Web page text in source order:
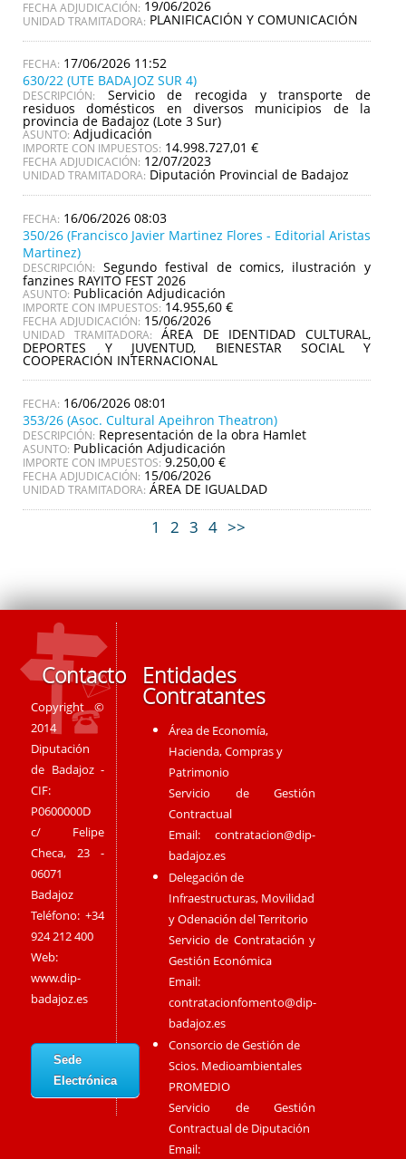
FECHA ADJUDICACIÓN: 19/06/2026
UNIDAD TRAMITADORA: PLANIFICACIÓN Y COMUNICACIÓN
17/06/2026 11:52
630/22 (UTE BADAJOZ SUR 4)
DESCRIPCIÓN: Servicio de recogida y transporte de
residuos domésticos en diversos municipios de la
provincia de Badajoz (Lote 3 Sur)
ASUNTO: Adjudicación
IMPORTE CON IMPUESTOS: 14.998.727,01 €
FECHA ADJUDICACIÓN: 12/07/2023
UNIDAD TRAMITADORA: Diputación Provincial de Badajoz
16/06/2026 08:03
350/26 (Francisco Javier Martinez Flores - Editorial Aristas
Martinez)
DESCRIPCIÓN: Segundo festival de comics, ilustración y
fanzines RAYITO FEST 2026
ASUNTO: Publicación Adjudicación
IMPORTE CON IMPUESTOS: 14.955,60 €
FECHA ADJUDICACIÓN: 15/06/2026
UNIDAD TRAMITADORA: ÁREA DE IDENTIDAD CULTURAL,
DEPORTES Y JUVENTUD, BIENESTAR SOCIAL Y
COOPERACIÓN INTERNACIONAL
16/06/2026 08:01
353/26 (Asoc. Cultural Apeihron Theatron)
DESCRIPCIÓN: Representación de la obra Hamlet
ASUNTO: Publicación Adjudicación
IMPORTE CON IMPUESTOS: 9.250,00 €
FECHA ADJUDICACIÓN: 15/06/2026
UNIDAD TRAMITADORA: ÁREA DE IGUALDAD
1 2 3 4 >>
Contacto
Copyright ©
2014
Diputación
de Badajoz -
CIF:
P0600000D
c/ Felipe
Checa, 23 -
06071
Badajoz
Teléfono: +34
924 212 400
Web:
www.dip-
badajoz.es
Sede
Electrónica
Entidades
Contratantes
Área de Economía,
Hacienda, Compras y
Patrimonio
Servicio de Gestión
Contractual
Email:contratacion@dip-
badajoz.es
Delegación de
Infraestructuras, Movilidad
y Odenación del Territorio
Servicio de Contratación y
Gestión Económica
Email:
contratacionfomento@dip-
badajoz.es
Consorcio de Gestión de
Scios. Medioambientales
PROMEDIO
Servicio de Gestión
Contractual de Diputación
Email: